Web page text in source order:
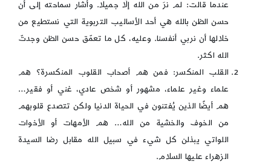
عندما قالت: لم نرَ من الله إلّا جميلًا. وأشار سماحته إلى أن
حسن الظن بالله هي أحد الأساليب التربوية التي نستطيع من
خلالها أن نربي أنفسنا. وعليه، كل ما تعمّق حسن الظن وجدتّ
الله اكثر.
القلب المنكسر: فمن هم أصحاب القلوب المنكسرة؟ هم
علماء وغير علماء، مشهور أو شخص عادي، غني أو فقير…
هم أيضًا الذين يُفتنون في الحياة الدنيا ولكن تتصدع قلوبهم
من الخوف والخشية من الله… هم الأمهات أو الأخوات
اللواتي يبذلن كل شيء في سبيل الله مقابل رضا السيدة
الزهراء عليها السلام.